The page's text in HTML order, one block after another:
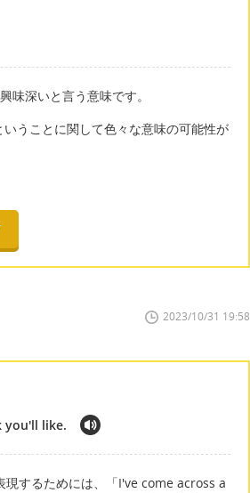
深いと言う意味です。
うことに関して色々な意味の可能性が
2023/10/31 19:58
you'll like.
現するためには、「I've come across a